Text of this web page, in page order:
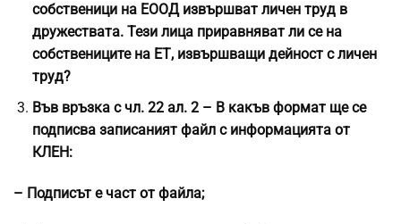
собственици на ЕООД извършват личен труд в
дружествата. Тези лица приравняват ли се на
собствениците на ЕТ, извършващи дейност с личен
труд?
Във връзка с чл. 22 ал. 2 – В какъв формат ще се
подписва записаният файл с информацията от
КЛЕН:
– Подписът е част от файла;